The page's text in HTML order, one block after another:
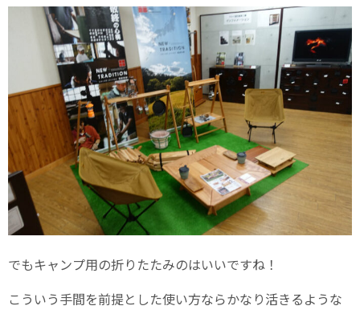
でもキャンプ用の折りたたみのはいいですね！
こういう手間を前提とした使い方ならかなり活きるような